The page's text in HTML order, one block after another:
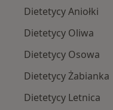
Dietetycy Aniołki
Dietetycy Oliwa
Dietetycy Osowa
Dietetycy Żabianka
Dietetycy Letnica